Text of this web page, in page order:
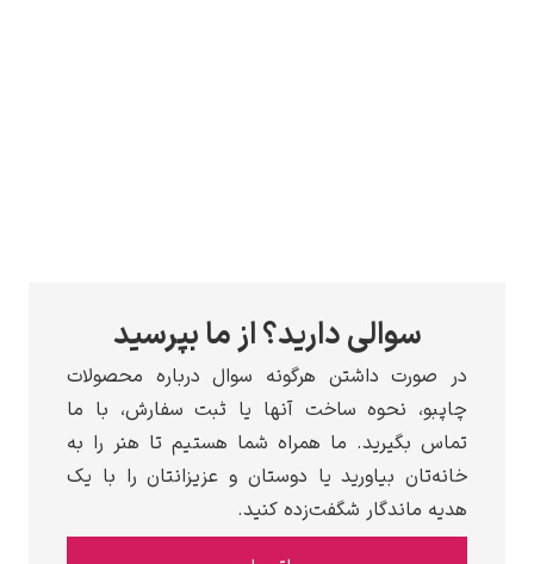
سوالی دارید؟ از ما بپرسید
در صورت داشتن هرگونه سوال درباره محصولات
چاپبو، نحوه ساخت آنها یا ثبت سفارش، با ما
تماس بگیرید. ما همراه شما هستیم تا هنر را به
خانه‌تان بیاورید یا دوستان و عزیزانتان را با یک
هدیه ماندگار شگفت‌زده کنید.